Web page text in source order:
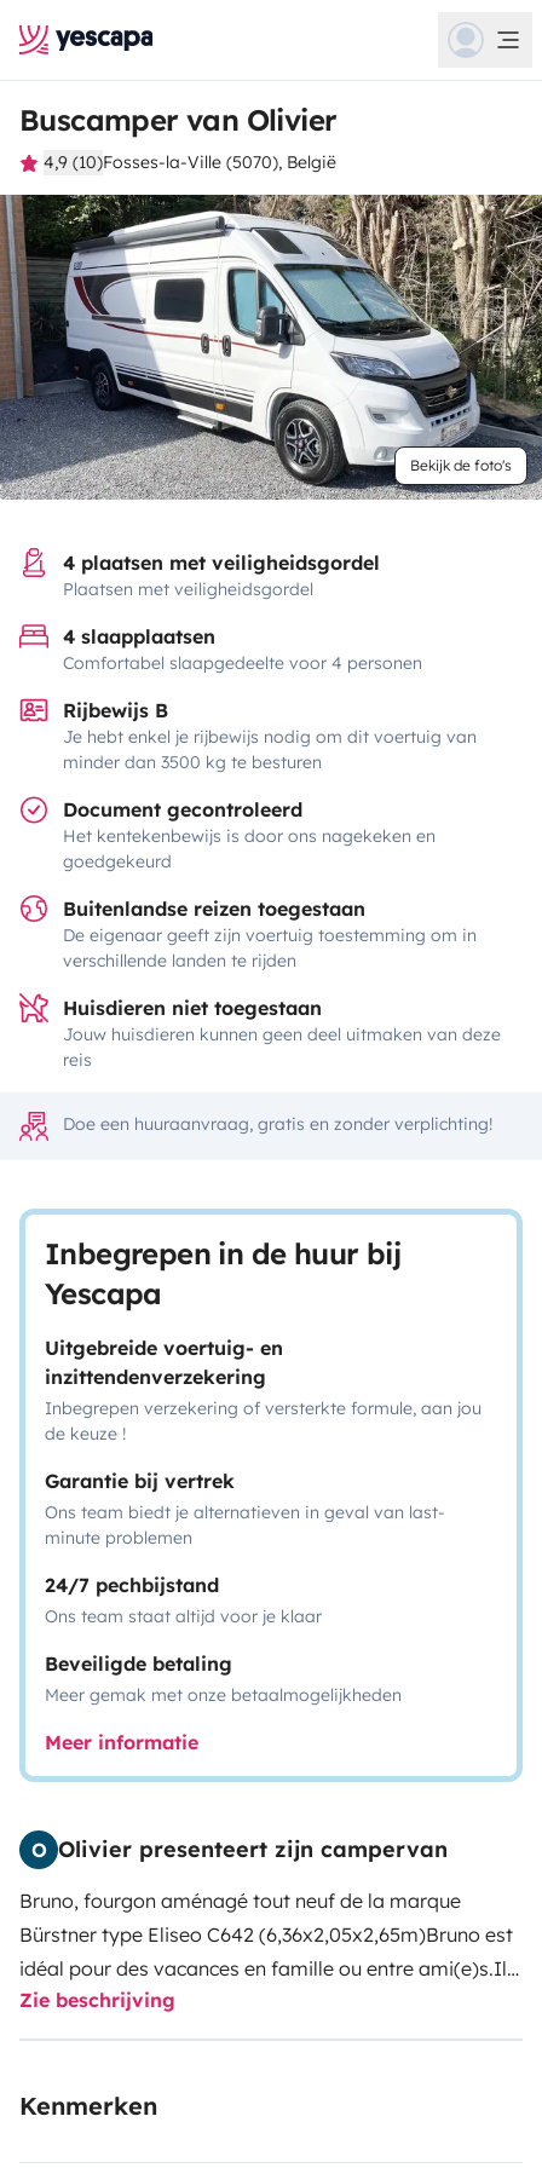
Buscamper van Olivier
4,9 (10)Fosses-la-Ville (5070), België
Bekijk de foto's
4 plaatsen met veiligheidsgordel
Plaatsen met veiligheidsgordel
4 slaapplaatsen
Comfortabel slaapgedeelte voor 4 personen
Rijbewijs B
Je hebt enkel je rijbewijs nodig om dit voertuig van
minder dan 3500 kg te besturen
Document gecontroleerd
Het kentekenbewijs is door ons nagekeken en
goedgekeurd
Buitenlandse reizen toegestaan
De eigenaar geeft zijn voertuig toestemming om in
verschillende landen te rijden
Huisdieren niet toegestaan
Jouw huisdieren kunnen geen deel uitmaken van deze
reis
Doe een huuraanvraag, gratis en zonder verplichting!
Inbegrepen in de huur bij
Yescapa
Uitgebreide voertuig- en
inzittendenverzekering
Inbegrepen verzekering of versterkte formule, aan jou
de keuze !
Garantie bij vertrek
Ons team biedt je alternatieven in geval van last-
minute problemen
24/7 pechbijstand
Ons team staat altijd voor je klaar
Beveiligde betaling
Meer gemak met onze betaalmogelijkheden
Meer informatie
O Olivier presenteert zijn campervan
Bruno, fourgon aménagé tout neuf de la marque
Bürstner type Eliseo C642 (6,36x2,05x2,65m)Bruno est
idéal pour des vacances en famille ou entre ami(e)s.Il
vous offrira un grand confort de conduite (boite
automatique 9 rapports) tout en étantspacieuxet
ultra complet:
Zie beschrijving
Kenmerken